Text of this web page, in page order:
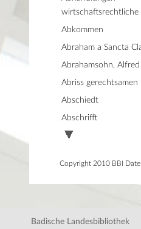
wirtschaftsrechtliche
Abkommen
Abraham a Sancta
Abrahamsohn, Alfred
Abriss gerechtsamen
Abschiedt
Abschrifft
Copyright 2010 BBI
Badische Landesbibliothek